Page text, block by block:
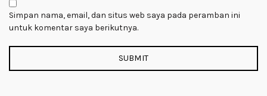
Simpan nama, email, dan situs web saya pada peramban ini
untuk komentar saya berikutnya.